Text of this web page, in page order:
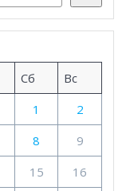
Сб
Вс
1
2
8
9
15
16